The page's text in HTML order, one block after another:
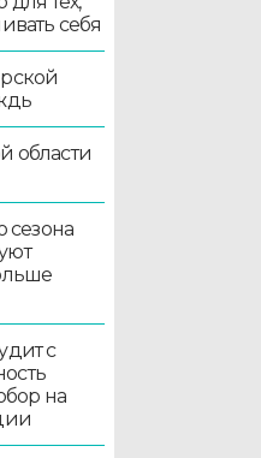
себя
области
сезона
с
на